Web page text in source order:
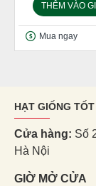
THÊM VÀO
Mua ngay
HẠT GIỐNG
Cửa hàng: Số
Hà Nội
GIỜ MỞ CỬA